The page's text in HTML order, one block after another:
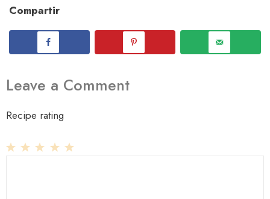
Compartir
Leave a Comment
Recipe rating